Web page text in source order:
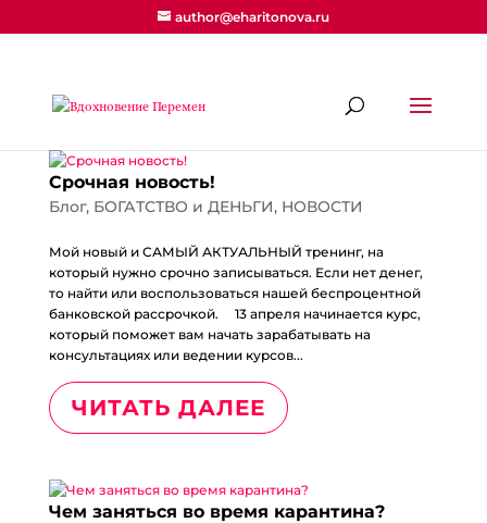
author@eharitonova.ru
Срочная новость!
Блог, БОГАТСТВО и ДЕНЬГИ, НОВОСТИ
Мой новый и САМЫЙ АКТУАЛЬНЫЙ тренинг, на
который нужно срочно записываться. Если нет денег,
то найти или воспользоваться нашей беспроцентной
банковской рассрочкой. ⠀ 13 апреля начинается курс,
который поможет вам начать зарабатывать на
консультациях или ведении курсов...
ЧИТАТЬ ДАЛЕЕ
Чем заняться во время карантина?